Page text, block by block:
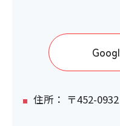
住所： 〒452-